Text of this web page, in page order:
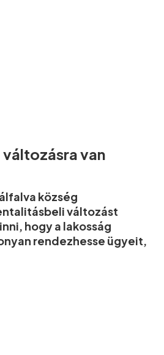
van
község
változást
hogy a lakosság
rendezhesse ügyeit,